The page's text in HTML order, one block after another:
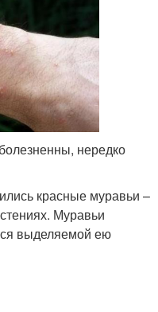
нередко
красные муравьи –
Муравьи
выделяемой ею